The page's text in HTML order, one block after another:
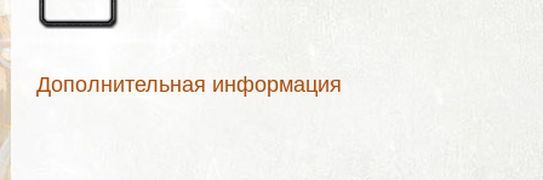
Дополнительная информация